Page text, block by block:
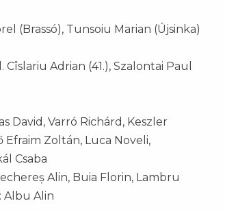
(Brassó), Tunsoiu Marian (Újsinka)
Adrian (41.), Szalontai Paul
David, Varró Richárd, Keszler
Efraim Zoltán, Luca Noveli,
Csaba
Alin, Buia Florin, Lambru
Albu Alin